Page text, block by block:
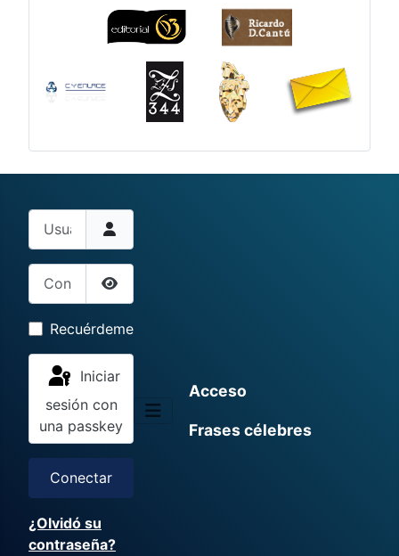
Usuario
Contraseña
Mostrar contraseña
Recuérdeme
sesión con
una passkey
Conectar
¿Olvidó su
contraseña?
Acceso
Frases célebres